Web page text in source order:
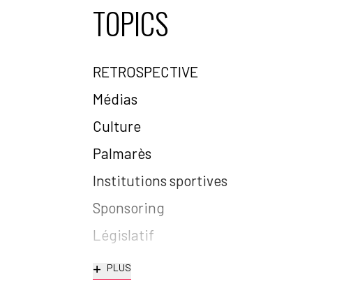
TOPICS
RETROSPECTIVE
Médias
Culture
Palmarès
Institutions sportives
Sponsoring
Législatif
+ PLUS